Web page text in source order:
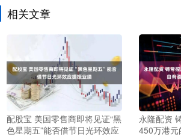
相关文章
配股宝 美国零售商即将见证“黑
色星期五”能否借节日光环效应
永隆配资
450万港